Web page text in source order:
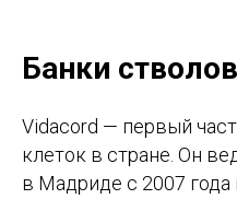
Банки
Vidacord — первый
клеток в стране. Он
в Мадриде с 2007